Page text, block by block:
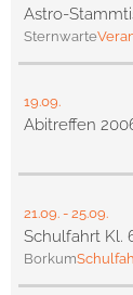
Astro-
Sternwarte
19.09.
Abitreffen
21.09. - 25.09.
Schulfahrt Kl.
Borkum